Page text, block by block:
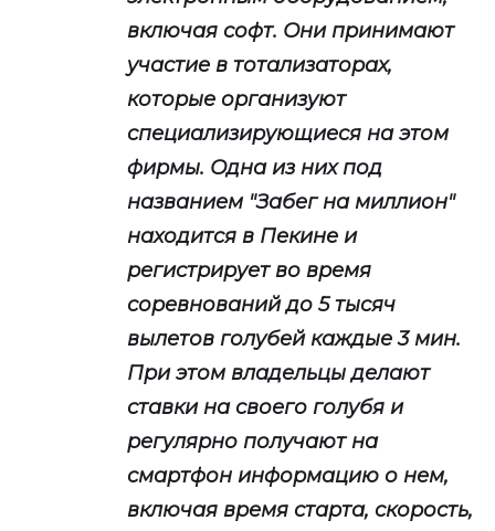
включая софт. Они принимают
участие в тотализаторах,
которые организуют
специализирующиеся на этом
фирмы. Одна из них под
названием "Забег на миллион"
находится в Пекине и
регистрирует во время
соревнований до 5 тысяч
вылетов голубей каждые 3 мин.
При этом владельцы делают
ставки на своего голубя и
регулярно получают на
смартфон информацию о нем,
включая время старта, скорость,